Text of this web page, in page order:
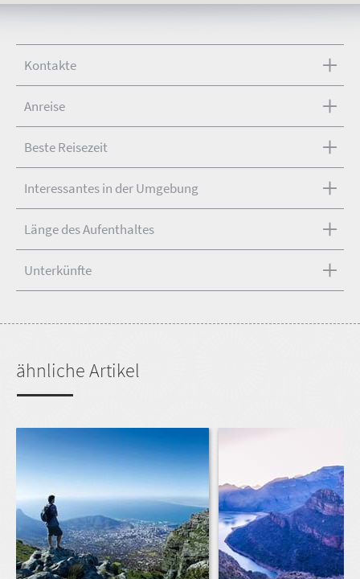
Kontakte
Anreise
Beste Reisezeit
Interessantes in der Umgebung
Länge des Aufenthaltes
Unterkünfte
ähnliche Artikel